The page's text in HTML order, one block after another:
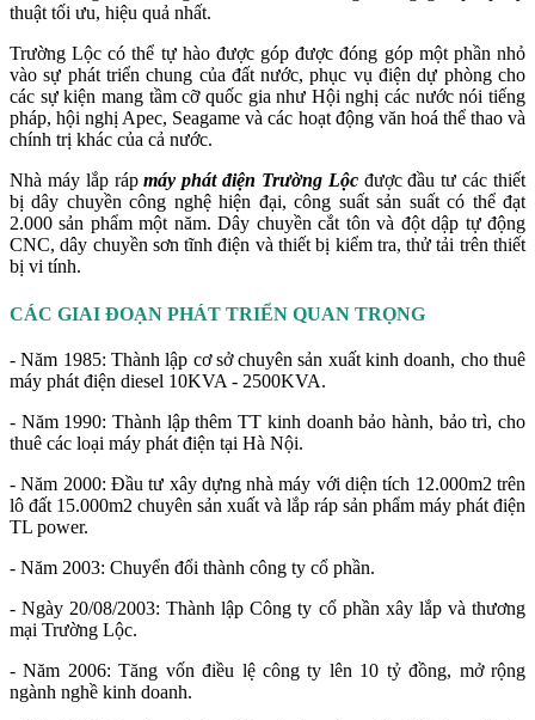
thuật tối ưu, hiệu quả nhất.
Trường Lộc có thể tự hào được góp được đóng góp một phần nhỏ
vào sự phát triển chung của đất nước, phục vụ điện dự phòng cho
các sự kiện mang tầm cỡ quốc gia như Hội nghị các nước nói tiếng
pháp, hội nghị Apec, Seagame và các hoạt động văn hoá thể thao và
chính trị khác của cả nước.
Nhà máy lắp rápmáy phát điện Trường Lộcđược đầu tư các thiết
bị dây chuyền công nghệ hiện đại, công suất sản suất có thể đạt
2.000 sản phẩm một năm. Dây chuyền cắt tôn và đột dập tự động
CNC, dây chuyền sơn tĩnh điện và thiết bị kiểm tra, thử tải trên thiết
bị vi tính.
CÁC GIAI ĐOẠN PHÁT TRIỂN QUAN TRỌNG
- Năm 1985: Thành lập cơ sở chuyên sản xuất kinh doanh, cho thuê
máy phát điện diesel 10KVA - 2500KVA.
- Năm 1990: Thành lập thêm TT kinh doanh bảo hành, bảo trì, cho
thuê các loại máy phát điện tại Hà Nội.
- Năm 2000: Đầu tư xây dựng nhà máy với diện tích 12.000m2 trên
lô đất 15.000m2 chuyên sản xuất và lắp ráp sản phẩm máy phát điện
TL power.
- Năm 2003: Chuyển đổi thành công ty cổ phần.
- Ngày 20/08/2003: Thành lập Công ty cổ phần xây lắp và thương
mại Trường Lộc.
- Năm 2006: Tăng vốn điều lệ công ty lên 10 tỷ đồng, mở rộng
ngành nghề kinh doanh.